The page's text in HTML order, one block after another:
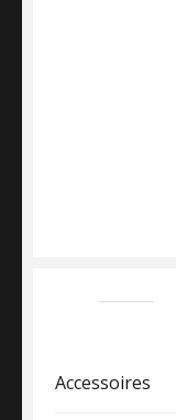
Accessoires